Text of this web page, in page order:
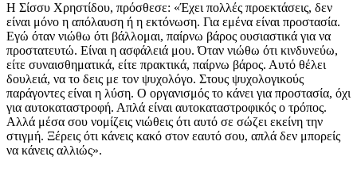
Η Σίσσυ Χρηστίδου, πρόσθεσε: «Έχει πολλές προεκτάσεις, δεν
είναι μόνο η απόλαυση ή η εκτόνωση. Για εμένα είναι προστασία.
Εγώ όταν νιώθω ότι βάλλομαι, παίρνω βάρος ουσιαστικά για να
προστατευτώ. Είναι η ασφάλειά μου. Όταν νιώθω ότι κινδυνεύω,
είτε συναισθηματικά, είτε πρακτικά, παίρνω βάρος. Αυτό θέλει
δουλειά, να το δεις με τον ψυχολόγο. Στους ψυχολογικούς
παράγοντες είναι η λύση. Ο οργανισμός το κάνει για προστασία, όχι
για αυτοκαταστροφή. Απλά είναι αυτοκαταστροφικός ο τρόπος.
Αλλά μέσα σου νομίζεις νιώθεις ότι αυτό σε σώζει εκείνη την
στιγμή. Ξέρεις ότι κάνεις κακό στον εαυτό σου, απλά δεν μπορείς
να κάνεις αλλιώς».